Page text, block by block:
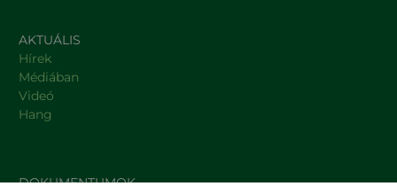
AKTUÁLIS
Hírek
Médiában
Videó
Hang
DOKUMENTUMOK